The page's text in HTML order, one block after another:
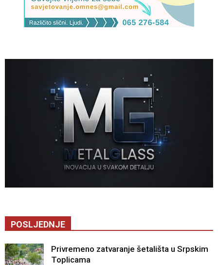
POSLJEDNJE
Privremeno zatvaranje šetališta u Srpskim
Toplicama